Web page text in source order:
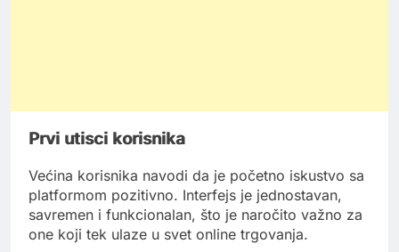
Prvi utisci korisnika
Većina korisnika navodi da je početno iskustvo sa
platformom pozitivno. Interfejs je jednostavan,
savremen i funkcionalan, što je naročito važno za
one koji tek ulaze u svet online trgovanja.